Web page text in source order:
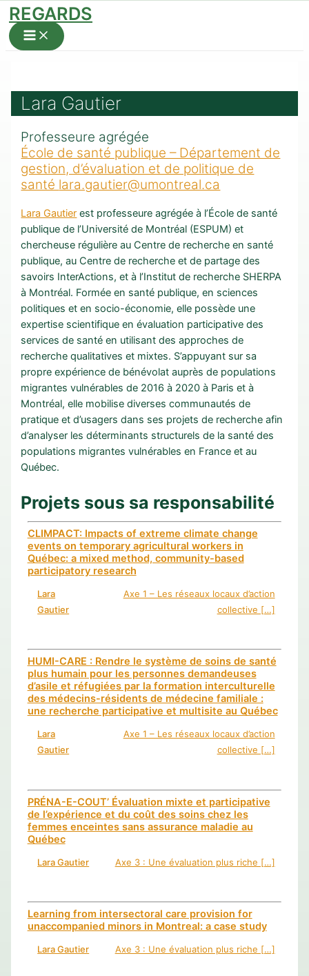
Aller
au
contenu
REGARDS
Main
Menu
Lara Gautier
Professeure agrégée
École de santé publique – Département de
gestion, d’évaluation et de politique de
santé lara.gautier@umontreal.ca
Lara Gautier est professeure agrégée à l’École de santé
publique de l’Université de Montréal (ESPUM) et
chercheuse régulière au Centre de recherche en santé
publique, au Centre de recherche et de partage des
savoirs InterActions, et à l’Institut de recherche SHERPA
à Montréal. Formée en santé publique, en sciences
politiques et en socio-économie, elle possède une
expertise scientifique en évaluation participative des
services de santé en utilisant des approches de
recherche qualitatives et mixtes. S’appuyant sur sa
propre expérience de bénévolat auprès de populations
migrantes vulnérables de 2016 à 2020 à Paris et à
Montréal, elle mobilise diverses communautés de
pratique et d’usagers dans ses projets de recherche afin
d’analyser les déterminants structurels de la santé des
populations migrantes vulnérables en France et au
Québec.
Projets sous sa responsabilité
CLIMPACT: Impacts of extreme climate change
events on temporary agricultural workers in
Québec: a mixed method, community-based
participatory research
Lara
Gautier
Axe 1 – Les réseaux locaux d’action
collective […]
HUMI-CARE : Rendre le système de soins de santé
plus humain pour les personnes demandeuses
d’asile et réfugiées par la formation interculturelle
des médecins-résidents de médecine familiale :
une recherche participative et multisite au Québec
Lara
Gautier
Axe 1 – Les réseaux locaux d’action
collective […]
PRÉNA-E-COUT’ Évaluation mixte et participative
de l’expérience et du coût des soins chez les
femmes enceintes sans assurance maladie au
Québec
Lara Gautier Axe 3 : Une évaluation plus riche […]
Learning from intersectoral care provision for
unaccompanied minors in Montreal: a case study
Lara Gautier Axe 3 : Une évaluation plus riche […]